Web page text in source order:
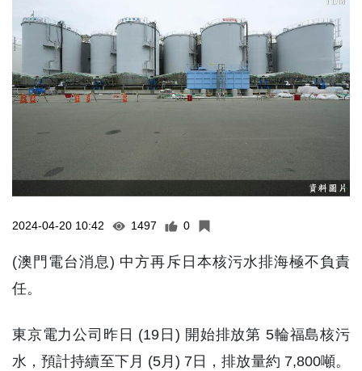
2024-04-20 10:42 1497 0
(澳門電台消息) 中方再斥日本核污水排海極不負責
任。
東京電力公司昨日 (19日) 開始排放第 5輪福島核污
水，預計持續至下月 (5月) 7日，排放量約 7,800噸。